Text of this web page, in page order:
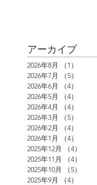
アーカイブ
2026年8月 （1）
2026年7月
（5）
2026年6月
（4）
2026年5月
（4）
2026年4月
（4）
2026年3月
（5）
2026年2月
（4）
2026年1月
（4）
2025年12月
（4）
2025年11月
（4）
2025年10月
（5）
2025年9月
（4）